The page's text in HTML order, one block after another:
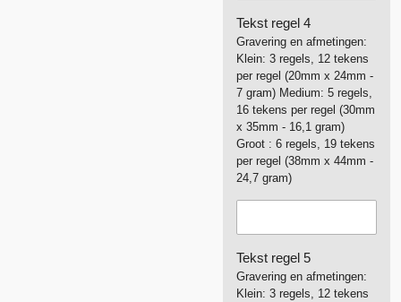
Tekst regel 4
Gravering en afmetingen:
Klein: 3 regels, 12 tekens
per regel (20mm x 24mm -
7 gram) Medium: 5 regels,
16 tekens per regel (30mm
x 35mm - 16,1 gram)
Groot : 6 regels, 19 tekens
per regel (38mm x 44mm -
24,7 gram)
Tekst regel 5
Gravering en afmetingen:
Klein: 3 regels, 12 tekens